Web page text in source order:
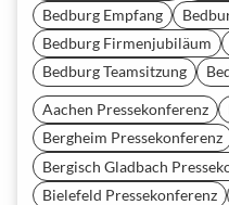
Bedburg Empfang
Bedburg Firmenjubiläum
Bedburg Teamsitzung
Aachen Pressekonferenz
Bergheim Pressekonferenz
Bergisch Gladbach
Bielefeld Pressekonferenz